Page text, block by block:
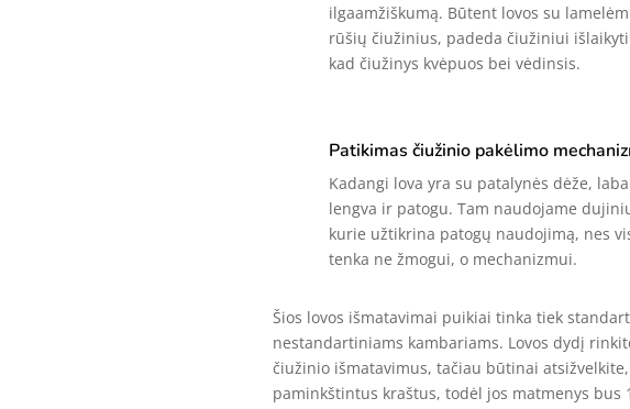
ilgaamžiškumą. Būtent lovos su
rūšių čiužinius, padeda čiužiniui
kad čiužinys kvėpuos bei vėdinsis.
Patikimas čiužinio pakėlimo
Kadangi lova yra su patalynės dėže,
lengva ir patogu. Tam naudojame
kurie užtikrina patogų naudojimą, nes
tenka ne žmogui, o mechanizmui.
Šios lovos išmatavimai puikiai tinka tiek
nestandartiniams kambariams. Lovos dydį
čiužinio išmatavimus, tačiau būtinai
paminkštintus kraštus, todėl jos matmenys bus